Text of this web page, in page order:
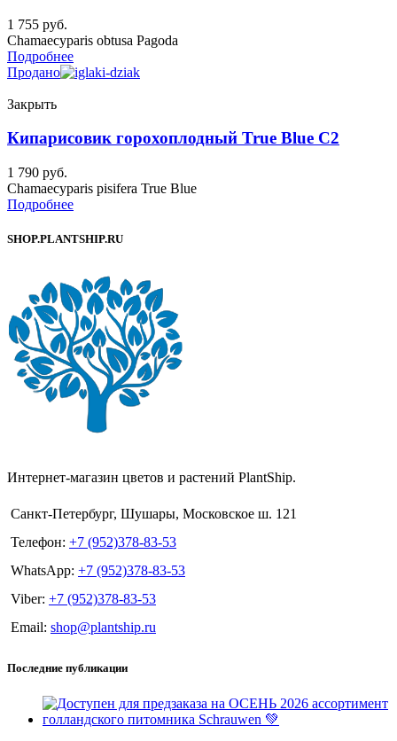
1 755 руб.
Chamaecyparis obtusa Pagoda
Подробнее
Продано
Закрыть
Кипарисовик горохоплодный True Blue C2
1 790 руб.
Chamaecyparis pisifera True Blue
Подробнее
SHOP.PLANTSHIP.RU
Интернет-магазин цветов и растений PlantShip.
Санкт-Петербург, Шушары, Московское ш. 121
Телефон: +7 (952)378-83-53
WhatsApp: +7 (952)378-83-53
Viber: +7 (952)378-83-53
Email: shop@plantship.ru
Последние публикации